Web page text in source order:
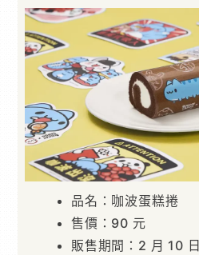
品名：咖波蛋糕捲
售價：90 元
販售期間：2 月 10